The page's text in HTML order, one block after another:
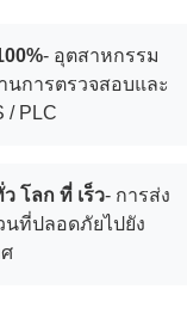
- อุตสาหกรรม
นการตรวจสอบและ
/ PLC
โลก ที่ เร็ว- การส่ง
นที่ปลอดภัยไปยัง